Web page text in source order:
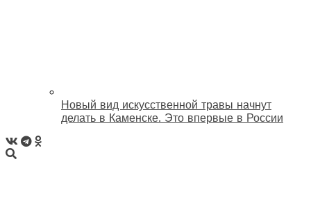
Новый вид искусственной травы начнут
делать в Каменске. Это впервые в России